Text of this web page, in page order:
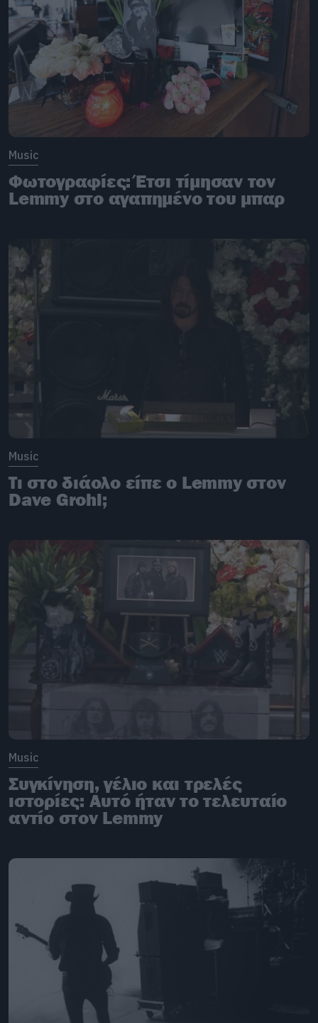
Music
Φωτογραφίες: Έτσι τίμησαν τον
Lemmy στο αγαπημένο του μπαρ
Music
Τι στο διάολο είπε o Lemmy στον
Dave Grohl;
Music
Συγκίνηση, γέλιο και τρελές
ιστορίες: Αυτό ήταν το τελευταίο
αντίο στον Lemmy